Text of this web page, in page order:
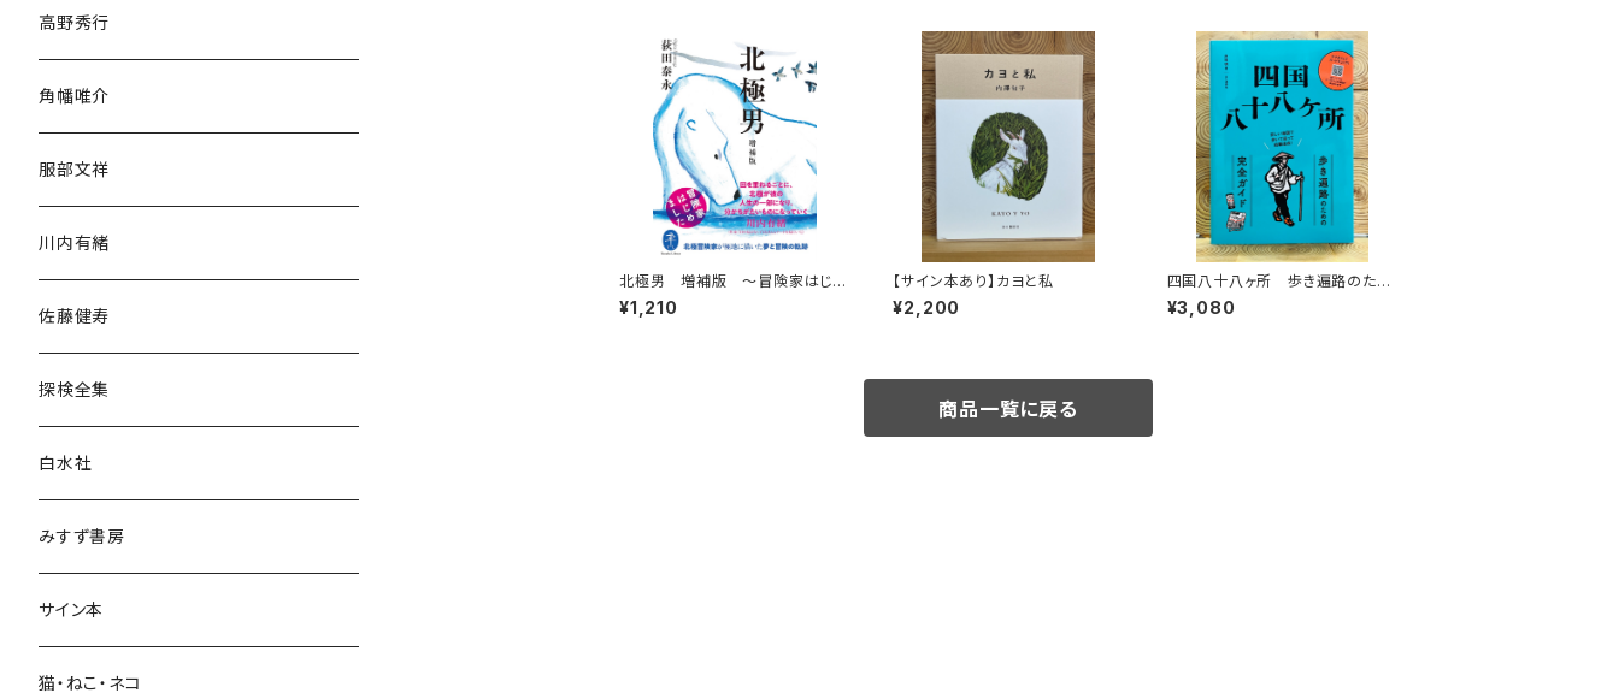
北極男 増補版 〜冒険家はじめ
ました〜
¥1,210
【サイン本あり】カヨと私
¥2,200
四国八十八ヶ所 歩き遍路のため
の完全ガイド
¥3,080
商品一覧に戻る
随筆・ノンフィクション・その他
民族・風習
言語・ことば
高野秀行
角幡唯介
服部文祥
川内有緒
佐藤健寿
探検全集
白水社
みすず書房
サイン本
猫・ねこ・ネコ